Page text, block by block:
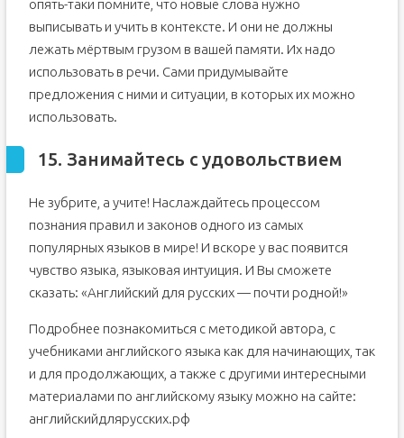
опять-таки помните, что новые слова нужно
выписывать и учить в контексте. И они не должны
лежать мёртвым грузом в вашей памяти. Их надо
использовать в речи. Сами придумывайте
предложения с ними и ситуации, в которых их можно
использовать.
15. Занимайтесь с удовольствием
Не зубрите, а учите! Наслаждайтесь процессом
познания правил и законов одного из самых
популярных языков в мире! И вскоре у вас появится
чувство языка, языковая интуиция. И Вы сможете
сказать: «Английский для русских — почти родной!»
Подробнее познакомиться с методикой автора, с
учебниками английского языка как для начинающих, так
и для продолжающих, а также с другими интересными
материалами по английскому языку можно на сайте:
английскийдлярусских.рф